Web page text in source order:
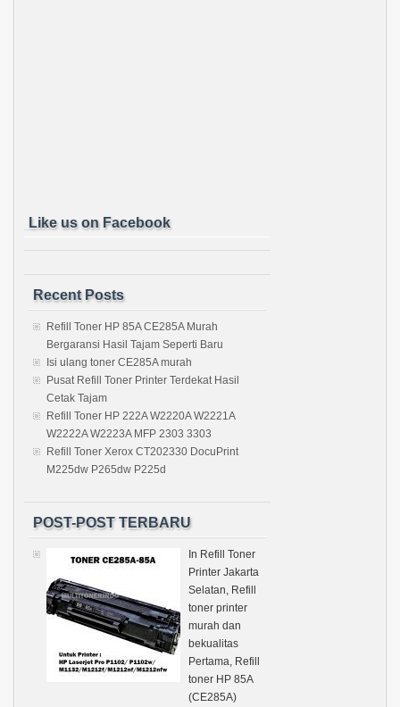
Like us on Facebook
Recent Posts
Refill Toner HP 85A CE285A Murah
Bergaransi Hasil Tajam Seperti Baru
Isi ulang toner CE285A murah
Pusat Refill Toner Printer Terdekat Hasil
Cetak Tajam
Refill Toner HP 222A W2220A W2221A
W2222A W2223A MFP 2303 3303
Refill Toner Xerox CT202330 DocuPrint
M225dw P265dw P225d
POST-POST TERBARU
In Refill Toner
Printer Jakarta
Selatan, Refill
toner printer
murah dan
bekualitas
Pertama, Refill
toner HP 85A
(CE285A)